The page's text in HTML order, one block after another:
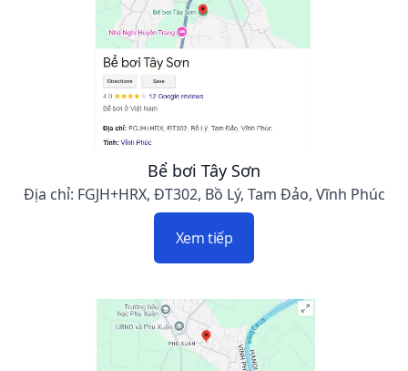
Bể bơi Tây Sơn
Địa chỉ: FGJH+HRX, ĐT302, Bồ Lý, Tam Đảo, Vĩnh Phúc
Xem tiếp